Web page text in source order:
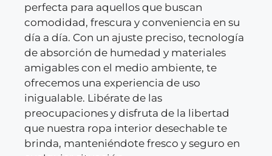
perfecta para aquellos que buscan
comodidad, frescura y conveniencia en su
día a día. Con un ajuste preciso, tecnología
de absorción de humedad y materiales
amigables con el medio ambiente, te
ofrecemos una experiencia de uso
inigualable. Libérate de las
preocupaciones y disfruta de la libertad
que nuestra ropa interior desechable te
brinda, manteniéndote fresco y seguro en